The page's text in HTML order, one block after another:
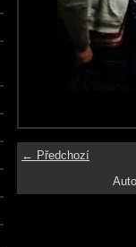
← Předchozí